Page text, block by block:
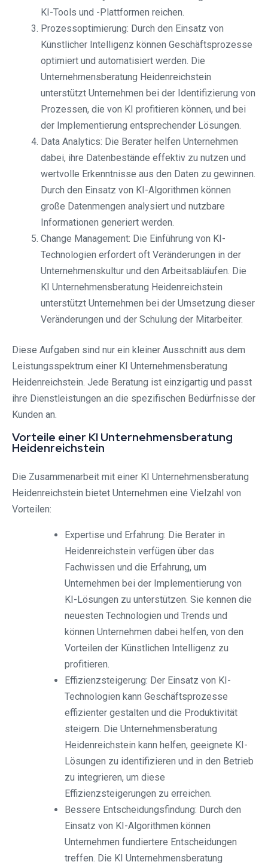
KI-Tools und -Plattformen reichen.
Prozessoptimierung: Durch den Einsatz von
Künstlicher Intelligenz können Geschäftsprozesse
optimiert und automatisiert werden. Die
Unternehmensberatung Heidenreichstein
unterstützt Unternehmen bei der Identifizierung von
Prozessen, die von KI profitieren können, und bei
der Implementierung entsprechender Lösungen.
Data Analytics: Die Berater helfen Unternehmen
dabei, ihre Datenbestände effektiv zu nutzen und
wertvolle Erkenntnisse aus den Daten zu gewinnen.
Durch den Einsatz von KI-Algorithmen können
große Datenmengen analysiert und nutzbare
Informationen generiert werden.
Change Management: Die Einführung von KI-
Technologien erfordert oft Veränderungen in der
Unternehmenskultur und den Arbeitsabläufen. Die
KI Unternehmensberatung Heidenreichstein
unterstützt Unternehmen bei der Umsetzung dieser
Veränderungen und der Schulung der Mitarbeiter.
Diese Aufgaben sind nur ein kleiner Ausschnitt aus dem
Leistungsspektrum einer KI Unternehmensberatung
Heidenreichstein. Jede Beratung ist einzigartig und passt
ihre Dienstleistungen an die spezifischen Bedürfnisse der
Kunden an.
Vorteile einer KI Unternehmensberatung
Heidenreichstein
Die Zusammenarbeit mit einer KI Unternehmensberatung
Heidenreichstein bietet Unternehmen eine Vielzahl von
Vorteilen:
Expertise und Erfahrung: Die Berater in
Heidenreichstein verfügen über das
Fachwissen und die Erfahrung, um
Unternehmen bei der Implementierung von
KI-Lösungen zu unterstützen. Sie kennen die
neuesten Technologien und Trends und
können Unternehmen dabei helfen, von den
Vorteilen der Künstlichen Intelligenz zu
profitieren.
Effizienzsteigerung: Der Einsatz von KI-
Technologien kann Geschäftsprozesse
effizienter gestalten und die Produktivität
steigern. Die Unternehmensberatung
Heidenreichstein kann helfen, geeignete KI-
Lösungen zu identifizieren und in den Betrieb
zu integrieren, um diese
Effizienzsteigerungen zu erreichen.
Bessere Entscheidungsfindung: Durch den
Einsatz von KI-Algorithmen können
Unternehmen fundiertere Entscheidungen
treffen. Die KI Unternehmensberatung